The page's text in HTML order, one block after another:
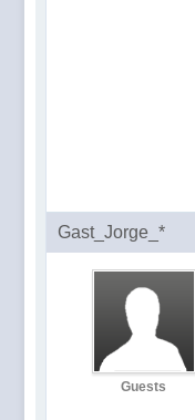
Gast_Jorge_*
Guests